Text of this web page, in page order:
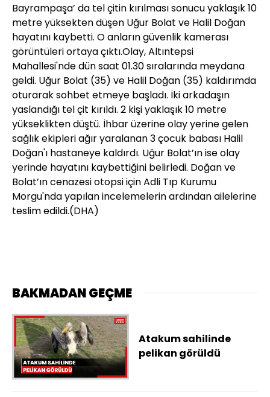
Bayrampaşa’ da tel çitin kırılması sonucu yaklaşık 10
metre yüksekten düşen Uğur Bolat ve Halil Doğan
hayatını kaybetti. O anların güvenlik kamerası
görüntüleri ortaya çıktı.Olay, Altıntepsi
Mahallesi'nde dün saat 01.30 sıralarında meydana
geldi. Uğur Bolat (35) ve Halil Doğan (35) kaldırımda
oturarak sohbet etmeye başladı. İki arkadaşın
yaslandığı tel çit kırıldı. 2 kişi yaklaşık 10 metre
yükseklikten düştü. İhbar üzerine olay yerine gelen
sağlık ekipleri ağır yaralanan 3 çocuk babası Halil
Doğan'ı hastaneye kaldırdı. Uğur Bolat’ın ise olay
yerinde hayatını kaybettiğini belirledi. Doğan ve
Bolat’ın cenazesi otopsi için Adli Tıp Kurumu
Morgu'nda yapılan incelemelerin ardından ailelerine
teslim edildi.(DHA)
BAKMADAN GEÇME
Atakum sahilinde
pelikan görüldü